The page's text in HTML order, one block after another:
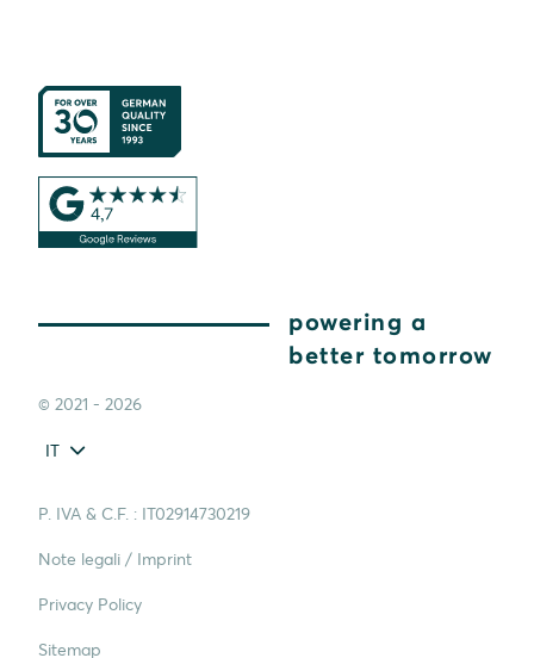
powering a
better tomorrow
© 2021 - 2026
IT
P. IVA & C.F. : IT02914730219
Note legali / Imprint
Privacy Policy
Sitemap